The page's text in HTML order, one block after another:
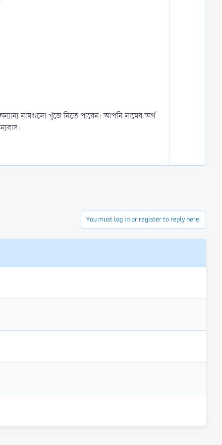
নামগুলো খুঁজে নিতে পারেন। আপনি নামের অর্থ
You must log in or register to reply here.